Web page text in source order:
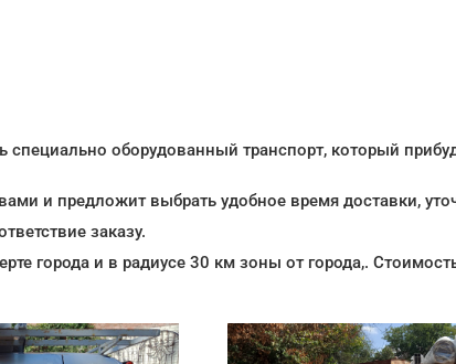
оборудованный транспорт, который
и предложит выбрать удобное время доставки,
заказу.
города и в радиусе 30 км зоны от города,.